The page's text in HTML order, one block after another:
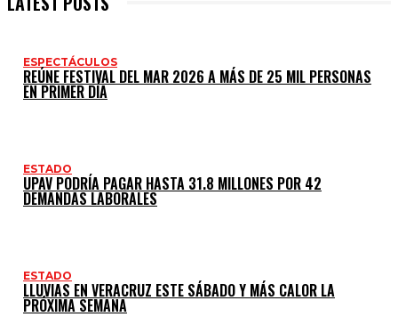
ESPECTÁCULOS
REÚNE FESTIVAL DEL MAR 2026 A MÁS DE 25 MIL PERSONAS
EN PRIMER DÍA
ESTADO
UPAV PODRÍA PAGAR HASTA 31.8 MILLONES POR 42
DEMANDAS LABORALES
ESTADO
LLUVIAS EN VERACRUZ ESTE SÁBADO Y MÁS CALOR LA
PRÓXIMA SEMANA